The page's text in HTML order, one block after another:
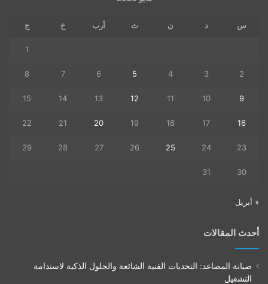
س د ن ث أرب خ ج
1
2
3
4
5
6
7
8
9
10
11
12
13
14
15
16
17
18
19
20
21
22
23
24
25
26
27
28
29
30
31
« أبريل
أحدث المقالات
صيانة المصاعد: التحديات الفنية الشائعة والحلول الذكية لاستدامة
التشغيل